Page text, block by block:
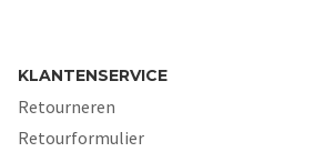
KLANTENSERVICE
Retourneren
Retourformulier